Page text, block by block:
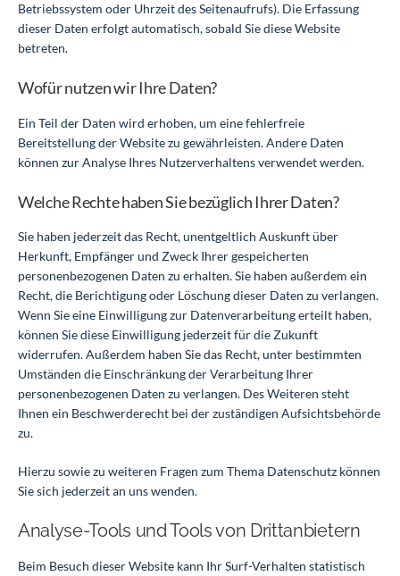
Betriebssystem oder Uhrzeit des Seitenaufrufs). Die Erfassung
dieser Daten erfolgt automatisch, sobald Sie diese Website
betreten.
Wofür nutzen wir Ihre Daten?
Ein Teil der Daten wird erhoben, um eine fehlerfreie
Bereitstellung der Website zu gewährleisten. Andere Daten
können zur Analyse Ihres Nutzerverhaltens verwendet werden.
Welche Rechte haben Sie bezüglich Ihrer Daten?
Sie haben jederzeit das Recht, unentgeltlich Auskunft über
Herkunft, Empfänger und Zweck Ihrer gespeicherten
personenbezogenen Daten zu erhalten. Sie haben außerdem ein
Recht, die Berichtigung oder Löschung dieser Daten zu verlangen.
Wenn Sie eine Einwilligung zur Datenverarbeitung erteilt haben,
können Sie diese Einwilligung jederzeit für die Zukunft
widerrufen. Außerdem haben Sie das Recht, unter bestimmten
Umständen die Einschränkung der Verarbeitung Ihrer
personenbezogenen Daten zu verlangen. Des Weiteren steht
Ihnen ein Beschwerderecht bei der zuständigen Aufsichtsbehörde
zu.
Hierzu sowie zu weiteren Fragen zum Thema Datenschutz können
Sie sich jederzeit an uns wenden.
Analyse-Tools und Tools von Dritt­anbietern
Beim Besuch dieser Website kann Ihr Surf-Verhalten statistisch